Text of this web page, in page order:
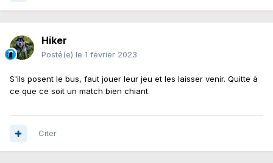
Hiker
Posté(e) le 1 février 2023
S'ils posent le bus, faut jouer leur jeu et les laisser venir. Quitte à
ce que ce soit un match bien chiant.
Citer